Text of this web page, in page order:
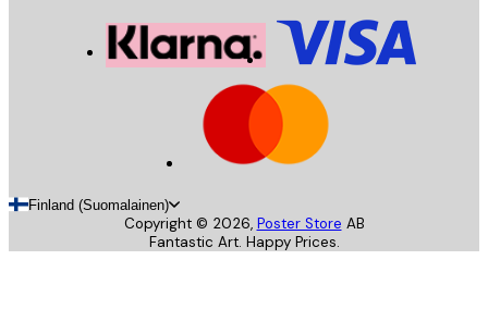
Finland (Suomalainen)
Copyright © 2026, Poster Store AB
Fantastic Art. Happy Prices.